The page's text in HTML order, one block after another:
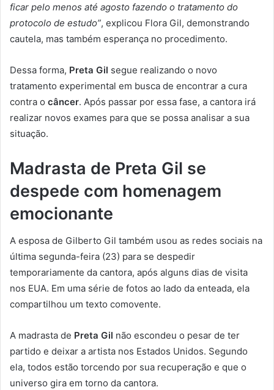
ficar pelo menos até agosto fazendo o tratamento do
protocolo de estudo”, explicou Flora Gil, demonstrando
cautela, mas também esperança no procedimento.
Dessa forma, Preta Gil segue realizando o novo
tratamento experimental em busca de encontrar a cura
contra o câncer. Após passar por essa fase, a cantora irá
realizar novos exames para que se possa analisar a sua
situação.
Madrasta de Preta Gil se
despede com homenagem
emocionante
A esposa de Gilberto Gil também usou as redes sociais na
última segunda-feira (23) para se despedir
temporariamente da cantora, após alguns dias de visita
nos EUA. Em uma série de fotos ao lado da enteada, ela
compartilhou um texto comovente.
A madrasta de Preta Gil não escondeu o pesar de ter
partido e deixar a artista nos Estados Unidos. Segundo
ela, todos estão torcendo por sua recuperação e que o
universo gira em torno da cantora.